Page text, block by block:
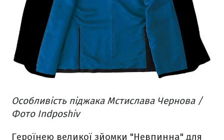
Особливість піджака Мстислава Чернова /
Фото Indposhiv
Героїнею великої зйомки "Невпинна" для